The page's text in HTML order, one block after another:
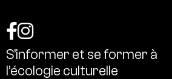
S’informer et se former à
l’écologie culturelle